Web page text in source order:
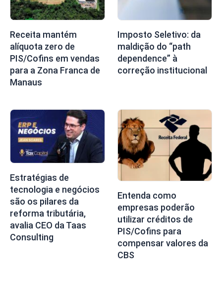
Receita mantém
alíquota zero de
PIS/Cofins em vendas
para a Zona Franca de
Manaus
Imposto Seletivo: da
maldição do “path
dependence” à
correção institucional
Estratégias de
tecnologia e negócios
são os pilares da
reforma tributária,
avalia CEO da Taas
Consulting
Entenda como
empresas poderão
utilizar créditos de
PIS/Cofins para
compensar valores da
CBS